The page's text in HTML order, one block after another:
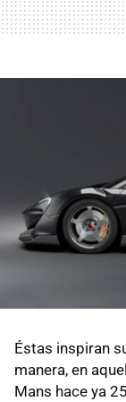
Éstas inspiran
manera, en
Mans hace ya